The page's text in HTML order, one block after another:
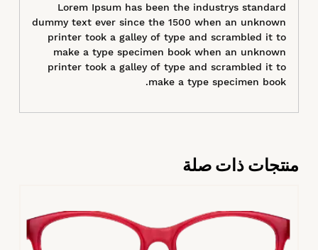
Lorem Ipsum has been the industrys standard
dummy text ever since the 1500 when an unknown
printer took a galley of type and scrambled it to
make a type specimen book when an unknown
printer took a galley of type and scrambled it to
make a type specimen book.
منتجات ذات صلة